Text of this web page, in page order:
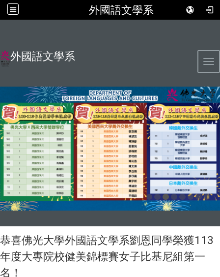
外國語文學系
外國語文學系
恭喜佛光大學外國語文學系劉恩同學榮獲113
年度大專院校健美錦標賽女子比基尼組第一
名！